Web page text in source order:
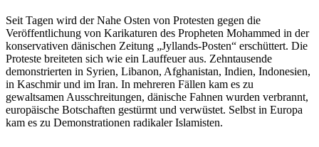
Seit Tagen wird der Nahe Osten von Protesten gegen die
Veröffentlichung von Karikaturen des Propheten Mohammed in der
konservativen dänischen Zeitung „Jyllands-Posten“ erschüttert. Die
Proteste breiteten sich wie ein Lauffeuer aus. Zehntausende
demonstrierten in Syrien, Libanon, Afghanistan, Indien, Indonesien,
in Kaschmir und im Iran. In mehreren Fällen kam es zu
gewaltsamen Ausschreitungen, dänische Fahnen wurden verbrannt,
europäische Botschaften gestürmt und verwüstet. Selbst in Europa
kam es zu Demonstrationen radikaler Islamisten.